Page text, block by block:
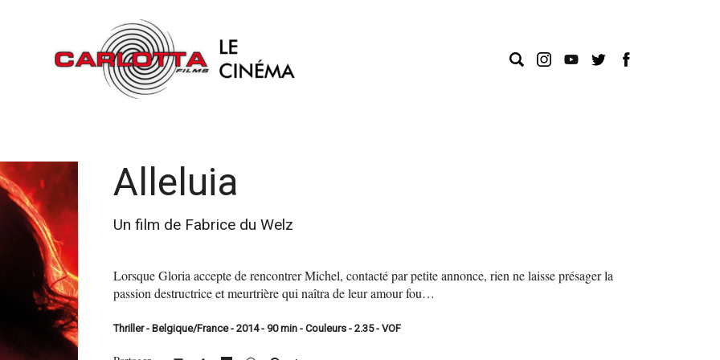
Alleluia
Un film de Fabrice du Welz
Lorsque Gloria accepte de rencontrer Michel, contacté par petite annonce, rien ne laisse présager la
passion destructrice et meurtrière qui naîtra de leur amour fou…
Thriller - Belgique/France - 2014 - 90 min - Couleurs - 2.35 - VOF